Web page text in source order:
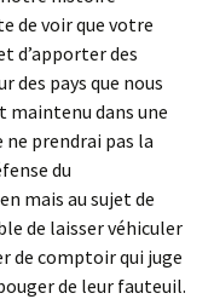
de voir que votre
d’apporter des
des pays que nous
dans une
prendrai pas la
du
mais au sujet de
de laisser véhiculer
de comptoir qui juge
de leur fauteuil.